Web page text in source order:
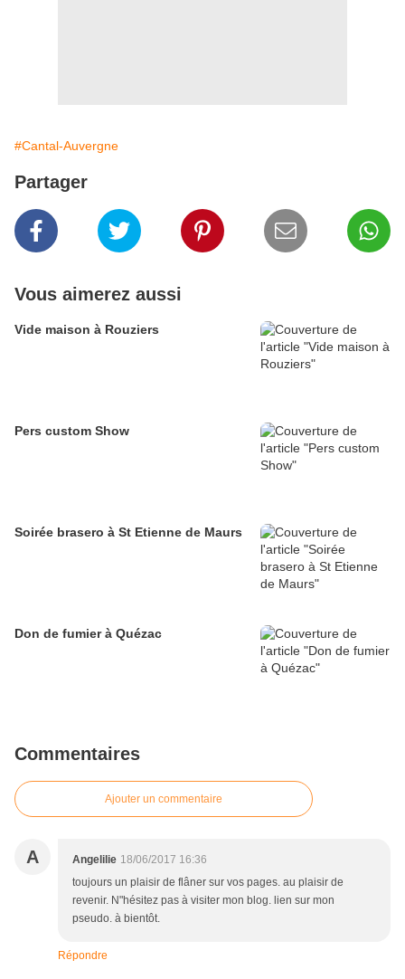
#Cantal-Auvergne
Partager
Vous aimerez aussi
Vide maison à Rouziers
Pers custom Show
Soirée brasero à St Etienne de Maurs
Don de fumier à Quézac
Commentaires
Ajouter un commentaire
A Angelilie 18/06/2017 16:36
toujours un plaisir de flâner sur vos pages. au plaisir de
revenir. N"hésitez pas à visiter mon blog. lien sur mon
pseudo. à bientôt.
Répondre